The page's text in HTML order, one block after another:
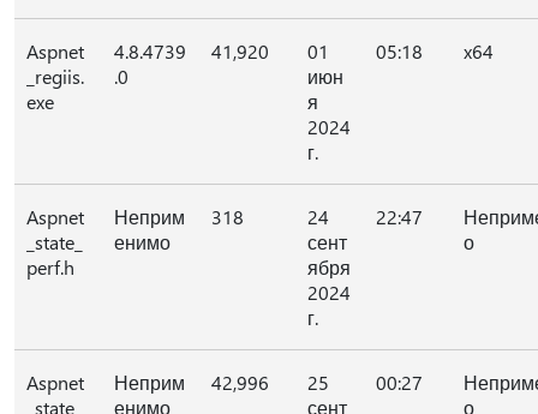
Aspnet
_regiis.
exe
4.8.4739
.0
41,920
01
июн
я
2024
г.
05:18 x64
Aspnet
_state_
perf.h
Неприм
енимо
318
24
сент
ября
2024
г.
22:47
о
Aspnet
_state_
Неприм
енимо
42,996
25
сент
00:27
о